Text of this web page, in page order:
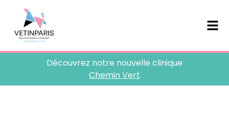
Découvrez notre nouvelle clinique
Chemin Vert